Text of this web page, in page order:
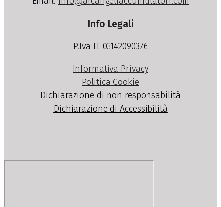
Info Legali
P.Iva IT 03142090376
Informativa Privacy
Politica Cookie
Dichiarazione di non responsabilità
Dichiarazione di Accessibilità